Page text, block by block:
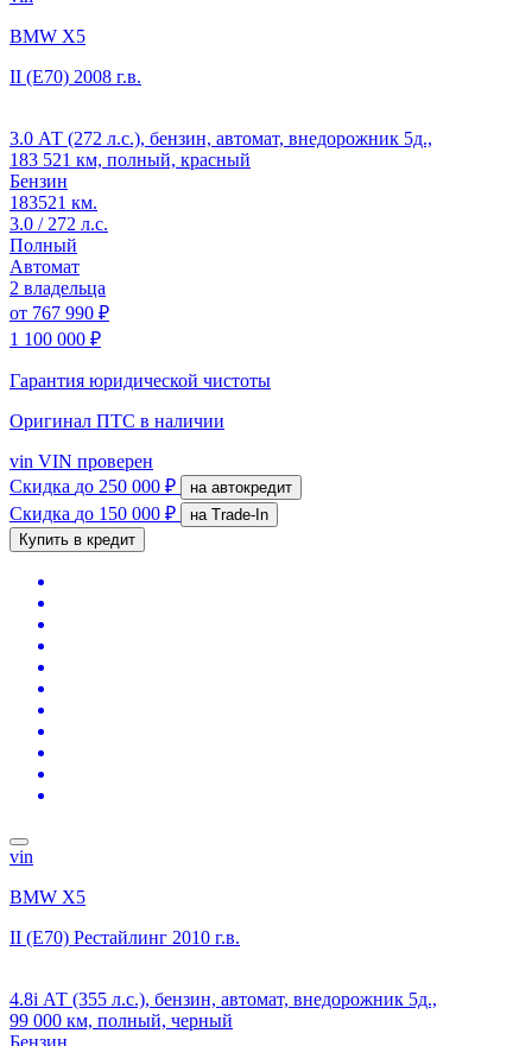
BMW X5
II (E70) 2008 г.в.
3.0 АТ (272 л.с.), бензин, автомат, внедорожник 5д.,
183 521 км, полный, красный
Бензин
183521 км.
3.0 / 272 л.с.
Полный
Автомат
2 владельца
от 767 990 ₽
1 100 000 ₽
Гарантия юридической чистоты
Оригинал ПТС в наличии
vin VIN проверен
Скидка до 250 000 ₽ на автокредит
Скидка до 150 000 ₽
на Trade-In
Купить в кредит
vin
BMW X5
II (E70) Рестайлинг 2010 г.в.
4.8i АТ (355 л.с.), бензин, автомат, внедорожник 5д.,
99 000 км, полный, черный
Бензин